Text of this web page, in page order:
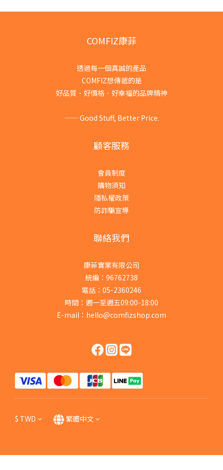
COMFIZ康菲
透過每一個真誠的產品
COMFIZ想傳遞的是
好品質．好價格．好幸福的品牌精神
—— Good Stuff, Better Price.
顧客服務
會員制度
購物須知
隱私權政策
防詐騙宣導
聯絡我們
康菲實業有限公司
統編：96762738
電話：05-2360246
時間：週一至週五09:00-18:00
E-mail：hello@comfizshop.com
$ TWD 繁體中文